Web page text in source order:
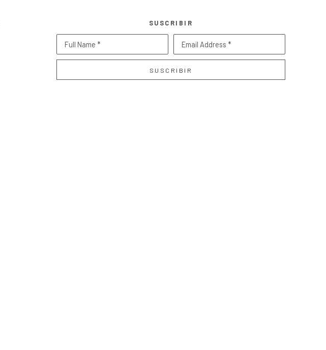
SUSCRIBIR
Full Name * Email Address *
SUSCRIBIR